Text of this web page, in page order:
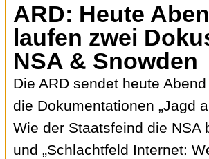
ARD: Heute
laufen zwei
NSA & Snowden
Die ARD sendet heute
die Dokumentationen „Jagd
Wie der Staatsfeind die NSA
und „Schlachtfeld Internet: